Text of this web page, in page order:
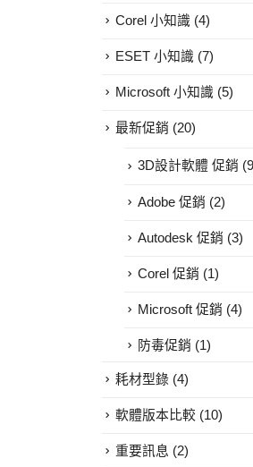
Corel 小知識 (4)
ESET 小知識 (7)
Microsoft 小知識 (5)
最新促銷 (20)
3D設計軟體 促銷
Adobe 促銷 (2)
Autodesk 促銷 (3)
Corel 促銷 (1)
Microsoft 促銷 (4)
防毒促銷 (1)
耗材型錄 (4)
軟體版本比較 (10)
重要訊息 (2)